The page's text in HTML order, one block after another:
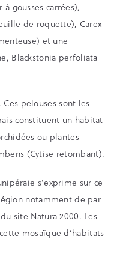
gousses carrées),
de roquette), Carex
et une
Blackstonia perfoliata
. Ces pelouses sont les
constituent un habitat
ou plantes
(Cytise retombant).
s’exprime sur ce
notamment de par
site Natura 2000. Les
mosaïque d’habitats